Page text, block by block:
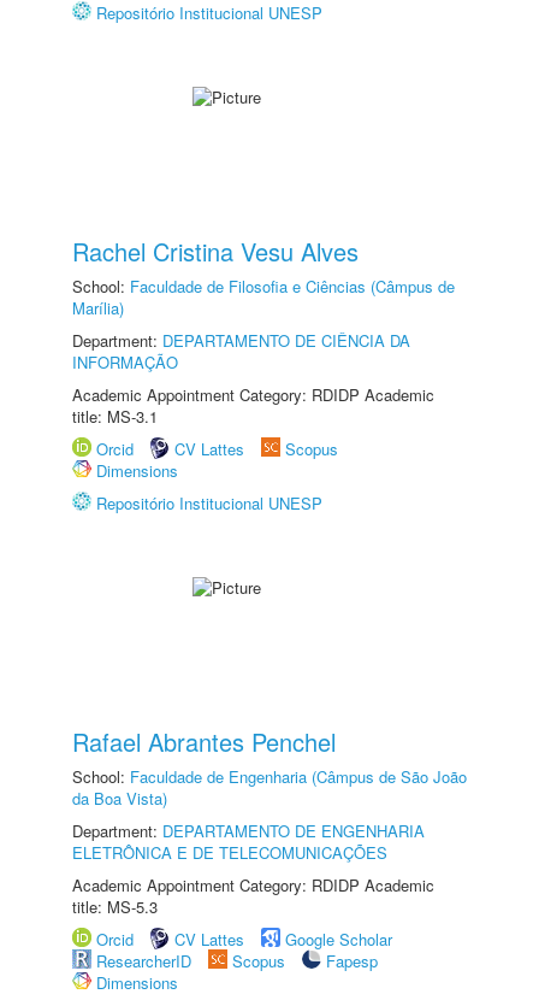
Repositório Institucional UNESP
Rachel Cristina Vesu Alves
School: Faculdade de Filosofia e Ciências (Câmpus de
Marília)
Department: DEPARTAMENTO DE CIÊNCIA DA
INFORMAÇÃO
Academic Appointment Category: RDIDP Academic
title: MS-3.1
Orcid
CV Lattes
Scopus
Dimensions
Repositório Institucional UNESP
Rafael Abrantes Penchel
School: Faculdade de Engenharia (Câmpus de São João
da Boa Vista)
Department: DEPARTAMENTO DE ENGENHARIA
ELETRÔNICA E DE TELECOMUNICAÇÕES
Academic Appointment Category: RDIDP Academic
title: MS-5.3
Orcid
CV Lattes
Google Scholar
ResearcherID
Scopus
Fapesp
Dimensions